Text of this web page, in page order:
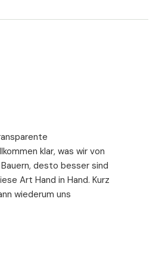
klar, was wir von
desto besser sind
Art Hand in Hand. Kurz
wiederum uns